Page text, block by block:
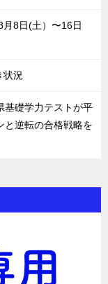
8日(土）〜16日
状況
基礎学力テストが平
と逆転の合格戦略を